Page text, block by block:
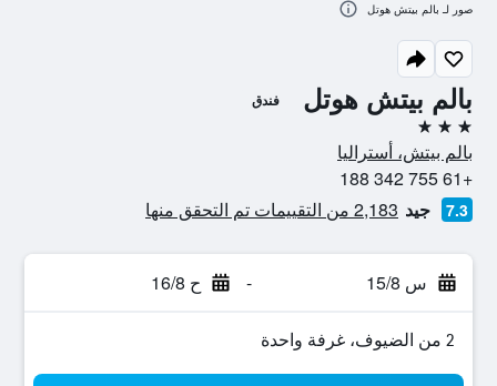
بالم بيتش هوتل فندق
3 نجوم
بالم بيتش، أستراليا
+61 755 342 188
7.3 جيد 2,183 من التقييمات تم التحقق منها
س 15/8 - ح 16/8
2 من الضيوف، غرفة واحدة
صور لـ بالم بيتش هوتل